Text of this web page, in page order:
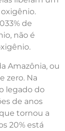
de
não é
Amazônia, ou
zero. Na
legado do
de anos
tornou a
20% está